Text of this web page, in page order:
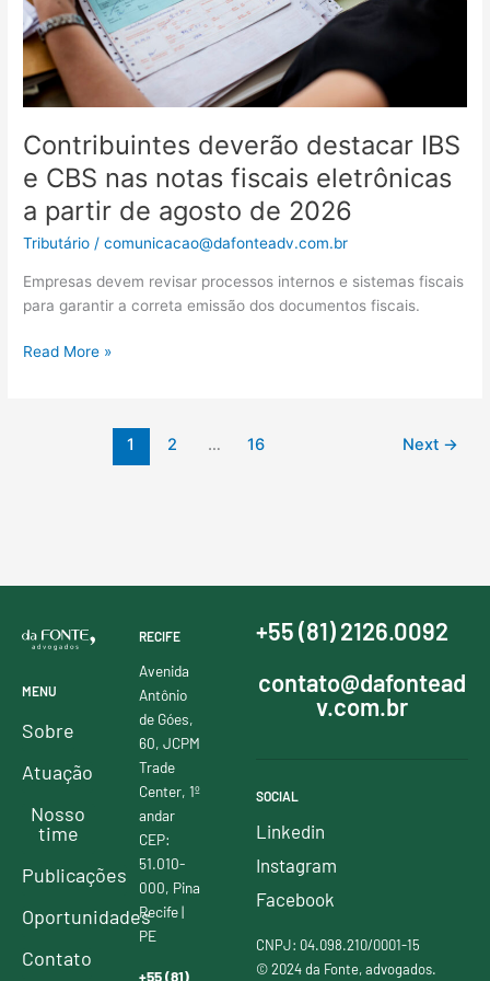
Contribuintes deverão destacar IBS
e CBS nas notas fiscais eletrônicas
a partir de agosto de 2026
Tributário /comunicacao@dafonteadv.com.br
Empresas devem revisar processos internos e sistemas fiscais
para garantir a correta emissão dos documentos fiscais.
fiscais
eletrônicas
a
partir
de
agosto
de
2026
Read More »
1 2 … 16 Next →
MENU
Sobre
Atuação
Nosso
time
Publicações
Oportunidades
Contato
RECIFE
Avenida
Antônio
de Góes,
60, JCPM
Trade
Center, 1º
andar
CEP:
51.010-
000, Pina
Recife |
PE
+55 (81)
+55 (81) 2126.0092
contato@dafontead
v.com.br
SOCIAL
Linkedin
Instagram
Facebook
CNPJ: 04.098.210/0001-15
© 2024 da Fonte, advogados.